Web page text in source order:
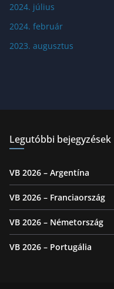
2024. július
2024. február
2023. augusztus
Legutóbbi bejegyzések
VB 2026 – Argentína
VB 2026 – Franciaország
VB 2026 – Németország
VB 2026 – Portugália